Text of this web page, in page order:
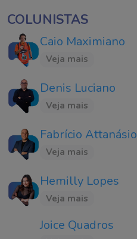
COLUNISTAS
Caio Maximiano
Veja mais
Denis Luciano
Veja mais
Fabrício Attanásio
Veja mais
Hemilly Lopes
Veja mais
Joice Quadros